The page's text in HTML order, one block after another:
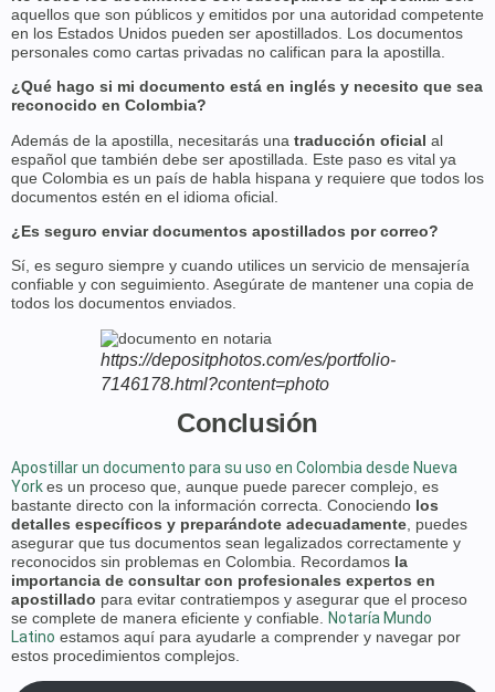
aquellos que son públicos y emitidos por una autoridad competente
en los Estados Unidos pueden ser apostillados. Los documentos
personales como cartas privadas no califican para la apostilla.
¿Qué hago si mi documento está en inglés y necesito que sea
reconocido en Colombia?
Además de la apostilla, necesitarás una traducción oficial al
español que también debe ser apostillada. Este paso es vital ya
que Colombia es un país de habla hispana y requiere que todos los
documentos estén en el idioma oficial.
¿Es seguro enviar documentos apostillados por correo?
Sí, es seguro siempre y cuando utilices un servicio de mensajería
confiable y con seguimiento. Asegúrate de mantener una copia de
todos los documentos enviados.
https://depositphotos.com/es/portfolio-
7146178.html?content=photo
Conclusión
Apostillar un documento para su uso en Colombia desde Nueva
Yorkes un proceso que, aunque puede parecer complejo, es
bastante directo con la información correcta. Conociendo los
detalles específicos y preparándote adecuadamente , puedes
asegurar que tus documentos sean legalizados correctamente y
reconocidos sin problemas en Colombia. Recordamos la
importancia de consultar con profesionales expertos en
apostillado para evitar contratiempos y asegurar que el proceso
se complete de manera eficiente y confiable.
Notaría Mundo
Latino estamos aquí para ayudarle a comprender y navegar por
estos procedimientos complejos.